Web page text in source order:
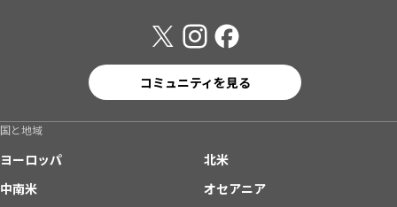
コミュニティを見る
国と地域
ヨーロッパ
北米
中南米
オセアニア